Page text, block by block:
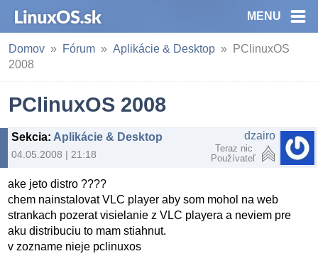
MENU
Domov Fórum Aplikácie & Desktop
PClinuxOS
2008
PClinuxOS 2008
Sekcia: Aplikácie & Desktop
04.05.2008 | 21:18
dzairo
Teraz nic
Používateľ
ake jeto distro ????
chem nainstalovat VLC player aby som mohol na web
strankach pozerat visielanie z VLC playera a neviem pre
aku distribuciu to mam stiahnut.
v zozname nieje pclinuxos